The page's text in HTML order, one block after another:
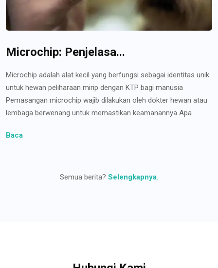
Microchip: Penjelasa...
Microchip adalah alat kecil yang berfungsi sebagai identitas unik
untuk hewan peliharaan mirip dengan KTP bagi manusia
Pemasangan microchip wajib dilakukan oleh dokter hewan atau
lembaga berwenang untuk memastikan keamanannya Apa...
Baca
Semua berita? Selengkapnya.